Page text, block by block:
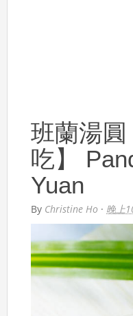
班蘭湯
吃】
Yuan
By Christine Ho · 晚上